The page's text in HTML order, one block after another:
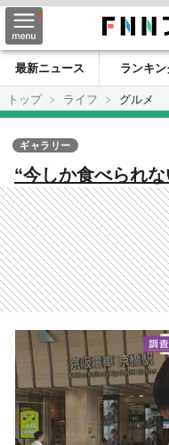
最新ニュース ランキ
トップ
ライフ グルメ
“今しか食べられ
なく閉店『タイム
業のパンの名店
店「辞める時期を
ギャラリー